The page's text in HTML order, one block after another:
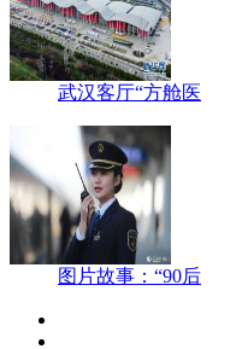
武汉客厅“方舱医
图片故事：“90后